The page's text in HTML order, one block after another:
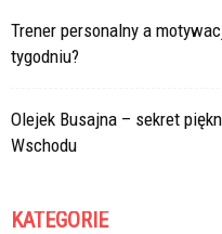
Trener personalny a
tygodniu?
Olejek Busajna – sekret
Wschodu
KATEGORIE